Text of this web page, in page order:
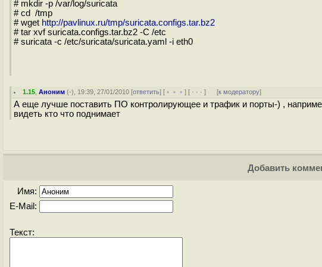
# mkdir -p /var/log/suricata
# cd /tmp
# wget http://pavlinux.ru/tmp/suricata.configs.tar.bz2
# tar xvf suricata.configs.tar.bz2 -C /etc
# suricata -c /etc/suricata/suricata.yaml -i eth0
1.15 ,Аноним (-), 19:39, 27/01/2010 [ответить] [ ﹢﹢﹢] [ · · ·] [к модератору]
А еще лучше поставить ПО контролирующее и трафик и порты-) ,
видеть кто что поднимает
Добавить
Имя:
E-Mail:
Текст: